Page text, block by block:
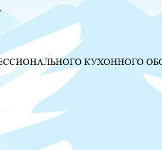
КУХОННОГО